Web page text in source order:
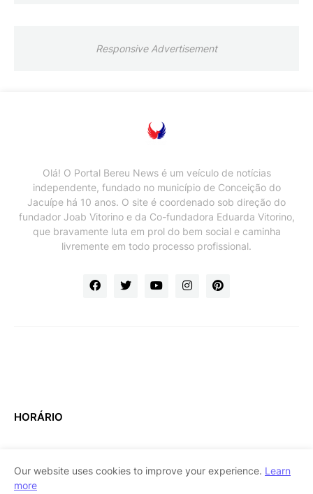
Responsive Advertisement
Olá! O Portal Bereu News é um veículo de notícias
independente, fundado no município de Conceição do
Jacuípe há 10 anos. O site é coordenado sob direção do
fundador Joab Vitorino e da Co-fundadora Eduarda Vitorino,
que bravamente luta em prol do bem social e caminha
livremente em todo processo profissional.
HORÁRIO
Our website uses cookies to improve your experience. Learn
more